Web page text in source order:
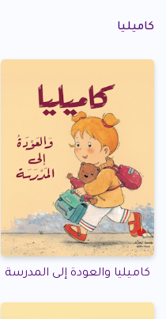
كاميليا
كاميليا والعودة إلى المدرسة